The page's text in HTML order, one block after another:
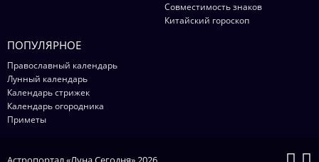
Совместимость знаков
Китайский гороскоп
ПОПУЛЯРНОЕ
Православный календарь
Лунный календарь
Календарь стрижек
Календарь огородника
Приметы